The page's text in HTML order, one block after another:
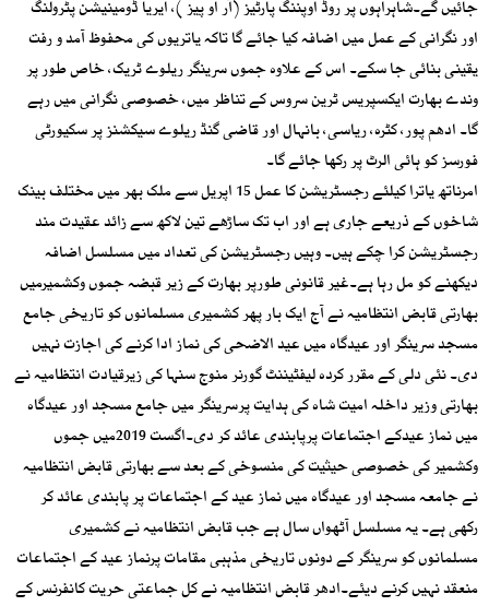
جائیں گے۔شاہراہوں پر روڈ اوپننگ پارٹیز (آر او پیز )، ایریا ڈومینیشن پٹرولنگ
اور نگرانی کے عمل میں اضافہ کیا جائے گا تاکہ یاتریوں کی محفوظ آمد و رفت
یقینی بنائی جا سکے۔ اس کے علاوہ جموں سرینگر ریلوے ٹریک، خاص طور پر
وندے بھارت ایکسپریس ٹرین سروس کے تناظر میں، خصوصی نگرانی میں رہے
گا۔ ادھم پور، کٹرہ، ریاسی، بانہال اور قاضی گنڈ ریلوے سیکشنز پر سکیورٹی
فورسز کو ہائی الرٹ پر رکھا جائے گا۔
امرناتھ یاترا کیلئے رجسٹریشن کا عمل 15 اپریل سے ملک بھر میں مختلف بینک
شاخوں کے ذریعے جاری ہے اور اب تک ساڑھے تین لاکھ سے زائد عقیدت مند
رجسٹریشن کرا چکے ہیں۔ وہیں رجسٹریشن کی تعداد میں مسلسل اضافہ
دیکھنے کو مل رہا ہے۔غیر قانونی طورپر بھارت کے زیر قبضہ جموں وکشمیرمیں
بھارتی قابض انتظامیہ نے آج ایک بار پھر کشمیری مسلمانوں کو تاریخی جامع
مسجد سرینگر اور عیدگاہ میں عید الاضحی کی نماز ادا کرنے کی اجازت نہیں
دی۔ نئی دلی کے مقرر کردہ لیفٹیننٹ گورنر منوج سنہا کی زیرقیادت انتظامیہ نے
بھارتی وزیر داخلہ امیت شاہ کی ہدایت پرسرینگر میں جامع مسجد اور عیدگاہ
میں نماز عیدکے اجتماعات پرپابندی عائد کر دی۔اگست 2019میں جموں
وکشمیر کی خصوصی حیثیت کی منسوخی کے بعد سے بھارتی قابض انتظامیہ
نے جامعہ مسجد اور عیدگاہ میں نماز عید کے اجتماعات پر پابندی عائد کر
رکھی ہے۔ یہ مسلسل آٹھواں سال ہے جب قابض انتظامیہ نے کشمیری
مسلمانوں کو سرینگر کے دونوں تاریخی مذہبی مقامات پرنماز عید کے اجتماعات
منعقد نہیں کرنے دیئے۔ادھر قابض انتظامیہ نے کل جماعتی حریت کانفرنس کے